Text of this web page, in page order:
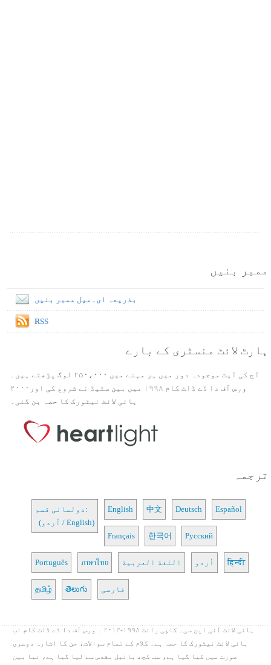
ممبر بنیں
بذریعہ ای۔میل ممبر بنیں
RSS
ہارٹ لائٹ منسٹری کے بارے
آج کی آیت موجودہ دور میں ہر مہنے میں ۲۵۰،۰۰۰ لوگ پڑھتے ہیں۔
ورس آف دا ڈے ڈاٹ کام ۱۹۹۸ میں بین سٹیڈ نے شروع کی اور۲۰۰۰
ہائی لائٹ نیٹورک کا حصہ بن گئی۔
ترجمہ
دولسانی قسم:
(اُردو / English)
English 中文 Deutsch Español
Français 한국어 Русский
Português ภาษาไทย اللغة العربية اُردو हिन्दी
தமிழ் తెలుగు فارسی
ہائی لائٹ آئی این سی۔ کاپی رائٹ ۱۹۹۸-۲۰۱۳ ۔ ورس آف دا ڈے ڈاٹ کام اب
ہائی لائٹ نیٹورک کا حصہ ہے۔ کلام کے تمام سوالات، جن کا اشارہ دوسری
صورت میں کیا گیا ہے، سب کچھ بائبل مقدس سے لیا گیا ہے، نیا بین